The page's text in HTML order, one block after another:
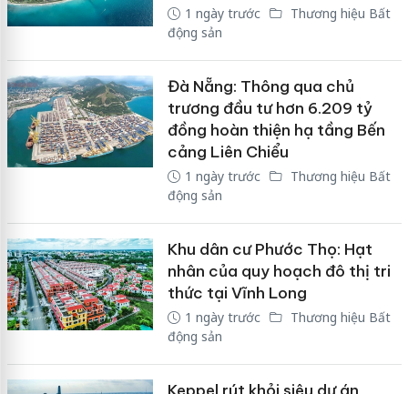
1 ngày trước
Thương hiệu Bất
động sản
Đà Nẵng: Thông qua chủ
trương đầu tư hơn 6.209 tỷ
đồng hoàn thiện hạ tầng Bến
cảng Liên Chiểu
1 ngày trước
Thương hiệu Bất
động sản
Khu dân cư Phước Thọ: Hạt
nhân của quy hoạch đô thị tri
thức tại Vĩnh Long
1 ngày trước
Thương hiệu Bất
động sản